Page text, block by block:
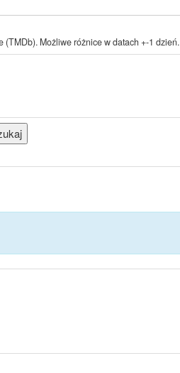
(TMDb). Możliwe różnice w datach +-1 dzień.